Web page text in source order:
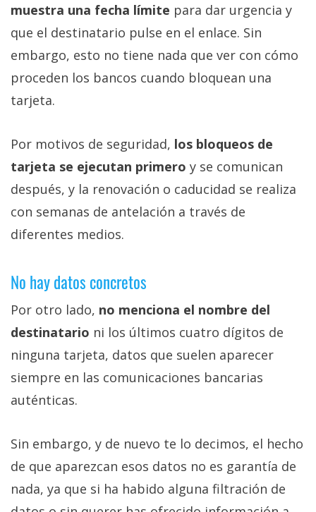
muestra una fecha límite para dar urgencia y
que el destinatario pulse en el enlace. Sin
embargo, esto no tiene nada que ver con cómo
proceden los bancos cuando bloquean una
tarjeta.
Por motivos de seguridad, los bloqueos de
tarjeta se ejecutan primero y se comunican
después, y la renovación o caducidad se realiza
con semanas de antelación a través de
diferentes medios.
No hay datos concretos
Por otro lado, no menciona el nombre del
destinatario ni los últimos cuatro dígitos de
ninguna tarjeta, datos que suelen aparecer
siempre en las comunicaciones bancarias
auténticas.
Sin embargo, y de nuevo te lo decimos, el hecho
de que aparezcan esos datos no es garantía de
nada, ya que si ha habido alguna filtración de